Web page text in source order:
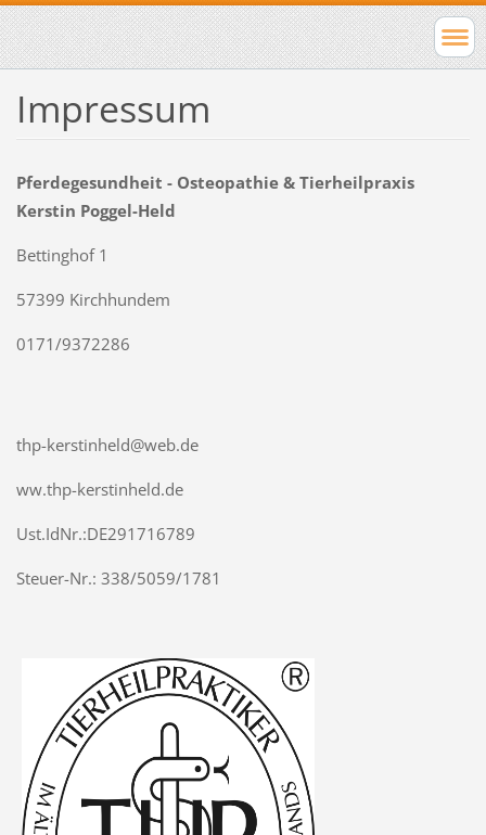
Impressum
Pferdegesundheit - Osteopathie & Tierheilpraxis
Kerstin Poggel-Held
Bettinghof 1
57399 Kirchhundem
0171/9372286
thp-kerstinheld@web.de
ww.thp-kerstinheld.de
Ust.IdNr.:DE291716789
Steuer-Nr.: 338/5059/1781